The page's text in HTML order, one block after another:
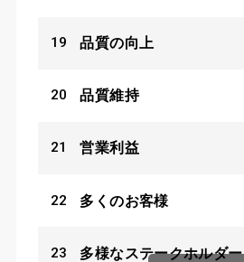
19 品質の向上
20 品質維持
21 営業利益
22 多くのお客様
23 多様なステークホルダー